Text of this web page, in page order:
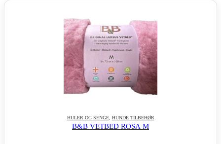
HULER OG SENGE, HUNDE TILBEHØR
B&B VETBED ROSA M